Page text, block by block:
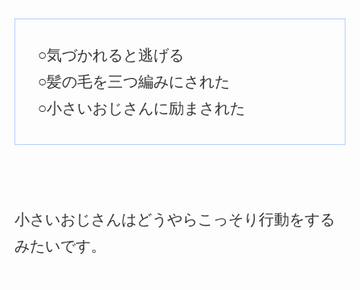
○気づかれると逃げる
○髪の毛を三つ編みにされた
○小さいおじさんに励まされた
小さいおじさんはどうやらこっそり行動をする
みたいです。